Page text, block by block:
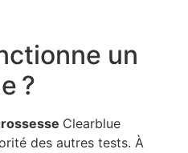
un
?
Clearblue
des autres tests. À